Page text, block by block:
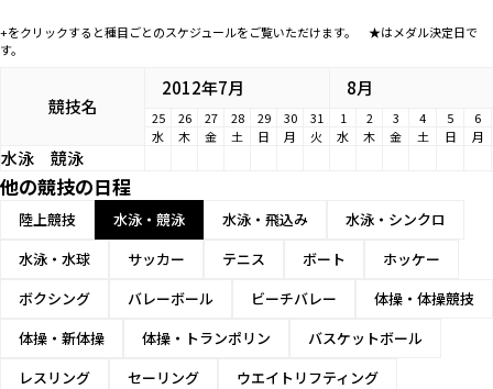
+をクリックすると種目ごとのスケジュールをご覧いただけます。 ★はメダル決定日で
す。
競技名
2012年7月 8月
25 26 27 28 29 30 31 1 2 3 4 5
6
水
木 金 土 日 月 火 水 木 金 土 日 月
水泳 競泳
他の競技の日程
陸上競技 水泳・競泳 水泳・飛込み
水泳・シンクロ
水泳・水球
サッカー テニス ボート
ホッケー
ボクシング
バレーボール ビーチバレー
体操・体操競技
体操・新体操
体操・トランポリン
バスケットボール
レスリング
セーリング
ウエイトリフティング